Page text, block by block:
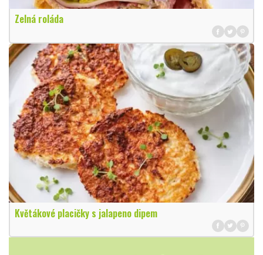
Zelná roláda
Květákové placičky s jalapeno dipem